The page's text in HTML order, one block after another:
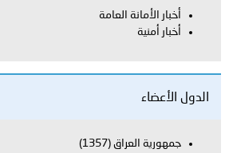
أخبار الأمانة العامة
أخبار أمنية
الدول الأعضاء
جمهورية العراق (1357)